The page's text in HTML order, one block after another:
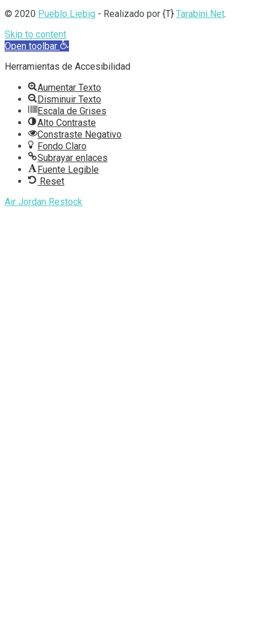
© 2020 Pueblo Liebig - Realizado por {T} Tarabini Net.
Skip to content
Open toolbar
Herramientas de Accesibilidad
Aumentar Texto
Disminuir Texto
Escala de Grises
Alto Contraste
Constraste Negativo
Fondo Claro
Subrayar enlaces
Fuente Legible
Reset
Air Jordan Restock